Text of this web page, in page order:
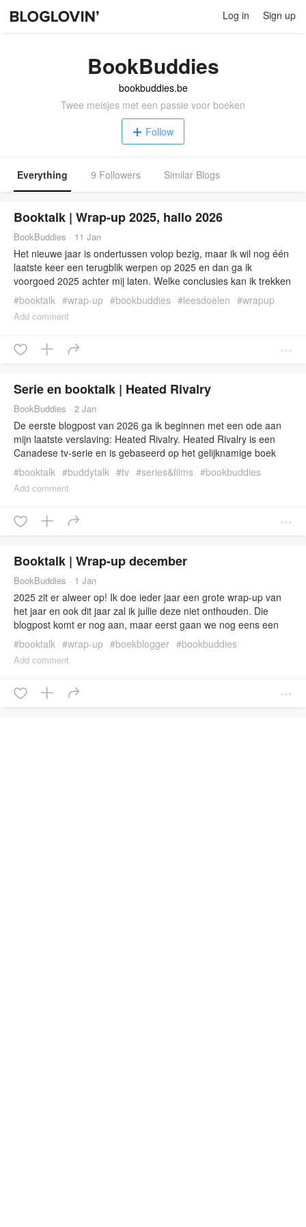
Log in Sign up
BookBuddies
bookbuddies.be
Twee meisjes met een passie voor boeken
Follow
Everything 9 Followers Similar Blogs
Booktalk | Wrap-up 2025, hallo 2026
BookBuddies · 11 Jan
Het nieuwe jaar is ondertussen volop bezig, maar ik wil nog één
laatste keer een terugblik werpen op 2025 en dan ga ik
voorgoed 2025 achter mij laten. Welke conclusies kan ik trekken
uit het voorbije jaar en wat hoop ik dat 2026 mij zal brengen?
Boeken We zullen er eens induiken en beginnen met […]
#booktalk #wrap-up #bookbuddies #leesdoelen #wrapup
Add comment
Serie en booktalk | Heated Rivalry
BookBuddies · 2 Jan
De eerste blogpost van 2026 ga ik beginnen met een ode aan
mijn laatste verslaving: Heated Rivalry. Heated Rivalry is een
Canadese tv-serie en is gebaseerd op het gelijknamige boek
van Rachel Reid. De boeken en de tv-serie hebben ondertussen
een grote fanbase vergaard (waaronder ik dus) en is immens
populair geworden op korte tijd. […]
#booktalk #buddytalk #tv #series&films #bookbuddies
#connorstorrie
Add comment
Booktalk | Wrap-up december
BookBuddies · 1 Jan
2025 zit er alweer op! Ik doe ieder jaar een grote wrap-up van
het jaar en ook dit jaar zal ik jullie deze niet onthouden. Die
blogpost komt er nog aan, maar eerst gaan we nog eens een
terugblik werpen op de maand december. Is het mij gelukt om
mijn leesdoel te behalen? Boeken Ik […]
#booktalk #wrap-up #boekblogger #bookbuddies
#wrap-upboeken
Add comment